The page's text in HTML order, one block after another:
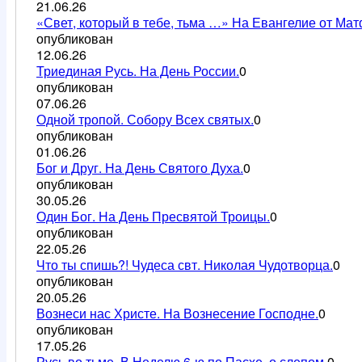
21.06.26
«Свет, который в тебе, тьма …» На Евангелие от
опубликован
12.06.26
Триединая Русь. На День России.0
опубликован
07.06.26
Одной тропой. Собору Всех святых.0
опубликован
01.06.26
Бог и Друг. На День Святого Духа.0
опубликован
30.05.26
Один Бог. На День Пресвятой Троицы.0
опубликован
22.05.26
Что ты спишь?! Чудеса свт. Николая Чудотворца.0
опубликован
20.05.26
Вознеси нас Христе. На Вознесение Господне.0
опубликован
17.05.26